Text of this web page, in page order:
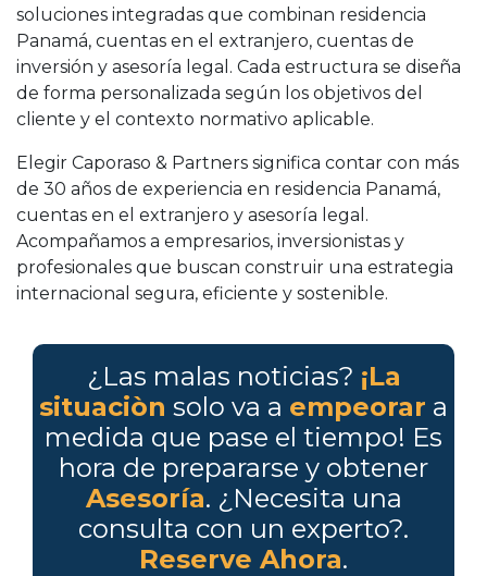
soluciones integradas que combinan residencia
Panamá, cuentas en el extranjero, cuentas de
inversión y asesoría legal. Cada estructura se diseña
de forma personalizada según los objetivos del
cliente y el contexto normativo aplicable.
Elegir Caporaso & Partners significa contar con más
de 30 años de experiencia en residencia Panamá,
cuentas en el extranjero y asesoría legal.
Acompañamos a empresarios, inversionistas y
profesionales que buscan construir una estrategia
internacional segura, eficiente y sostenible.
¿Las malas noticias? ¡La
situaciòn solo va a empeorar a
medida que pase el tiempo! Es
hora de prepararse y obtener
Asesoría. ¿Necesita una
consulta con un experto?.
Reserve Ahora.